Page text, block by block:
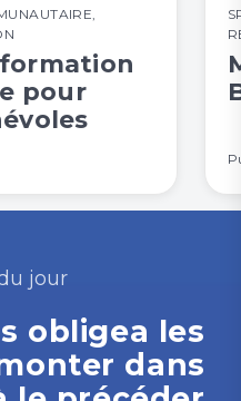
pour
jour
obligea les
dans